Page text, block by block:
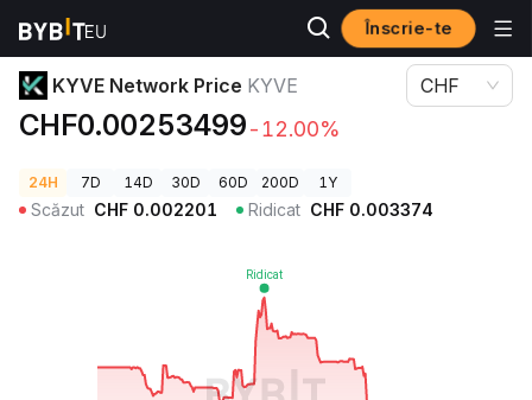
Înscrie-te
Prețuri Crypto KYVE Network Price KYVE
KYVE Network Price KYVE
CHF0.00253499-12.00%
CHF
24H 7D 14D 30D 60D 200D 1Y
Scăzut CHF 0.002201 Ridicat CHF 0.003374